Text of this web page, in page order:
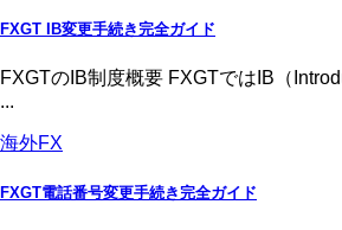
FXGT IB変更手続き完全ガイド
FXGTのIB制度概要 FXGTではIB（
...
海外FX
FXGT電話番号変更手続き完全ガイド